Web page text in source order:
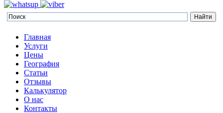
Главная
Услуги
Цены
География
Статьи
Отзывы
Калькулятор
О нас
Контакты